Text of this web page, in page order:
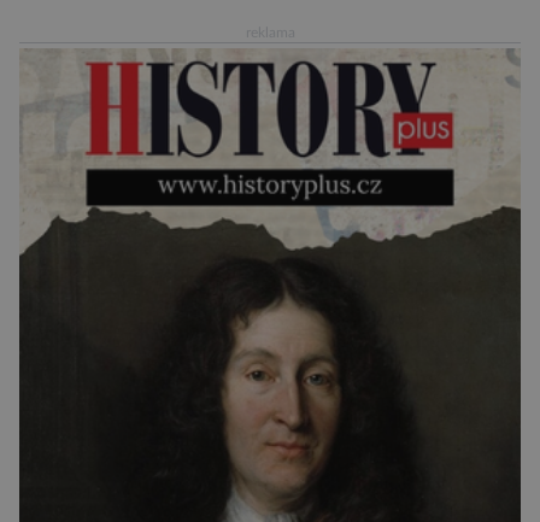
Za vším stojí australští výzkumníci, kteří pomocí
umělé inteligence a […]